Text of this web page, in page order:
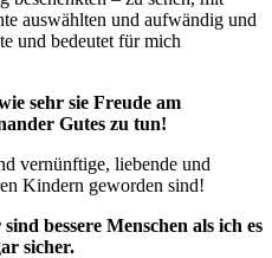
auswählten und aufwändig und
und bedeutet für mich
sehr sie Freude am
Gutes zu tun!
vernünftige, liebende und
Kindern geworden sind!
bessere Menschen als ich es
sicher.